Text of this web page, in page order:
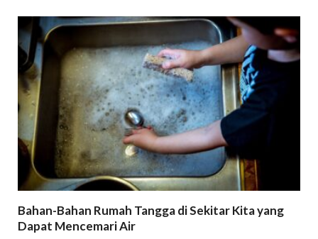
Bahan-Bahan Rumah Tangga di Sekitar Kita yang
Dapat Mencemari Air